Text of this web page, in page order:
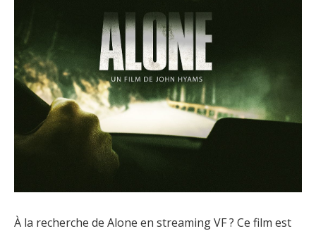
À la recherche de Alone en streaming VF ? Ce film est